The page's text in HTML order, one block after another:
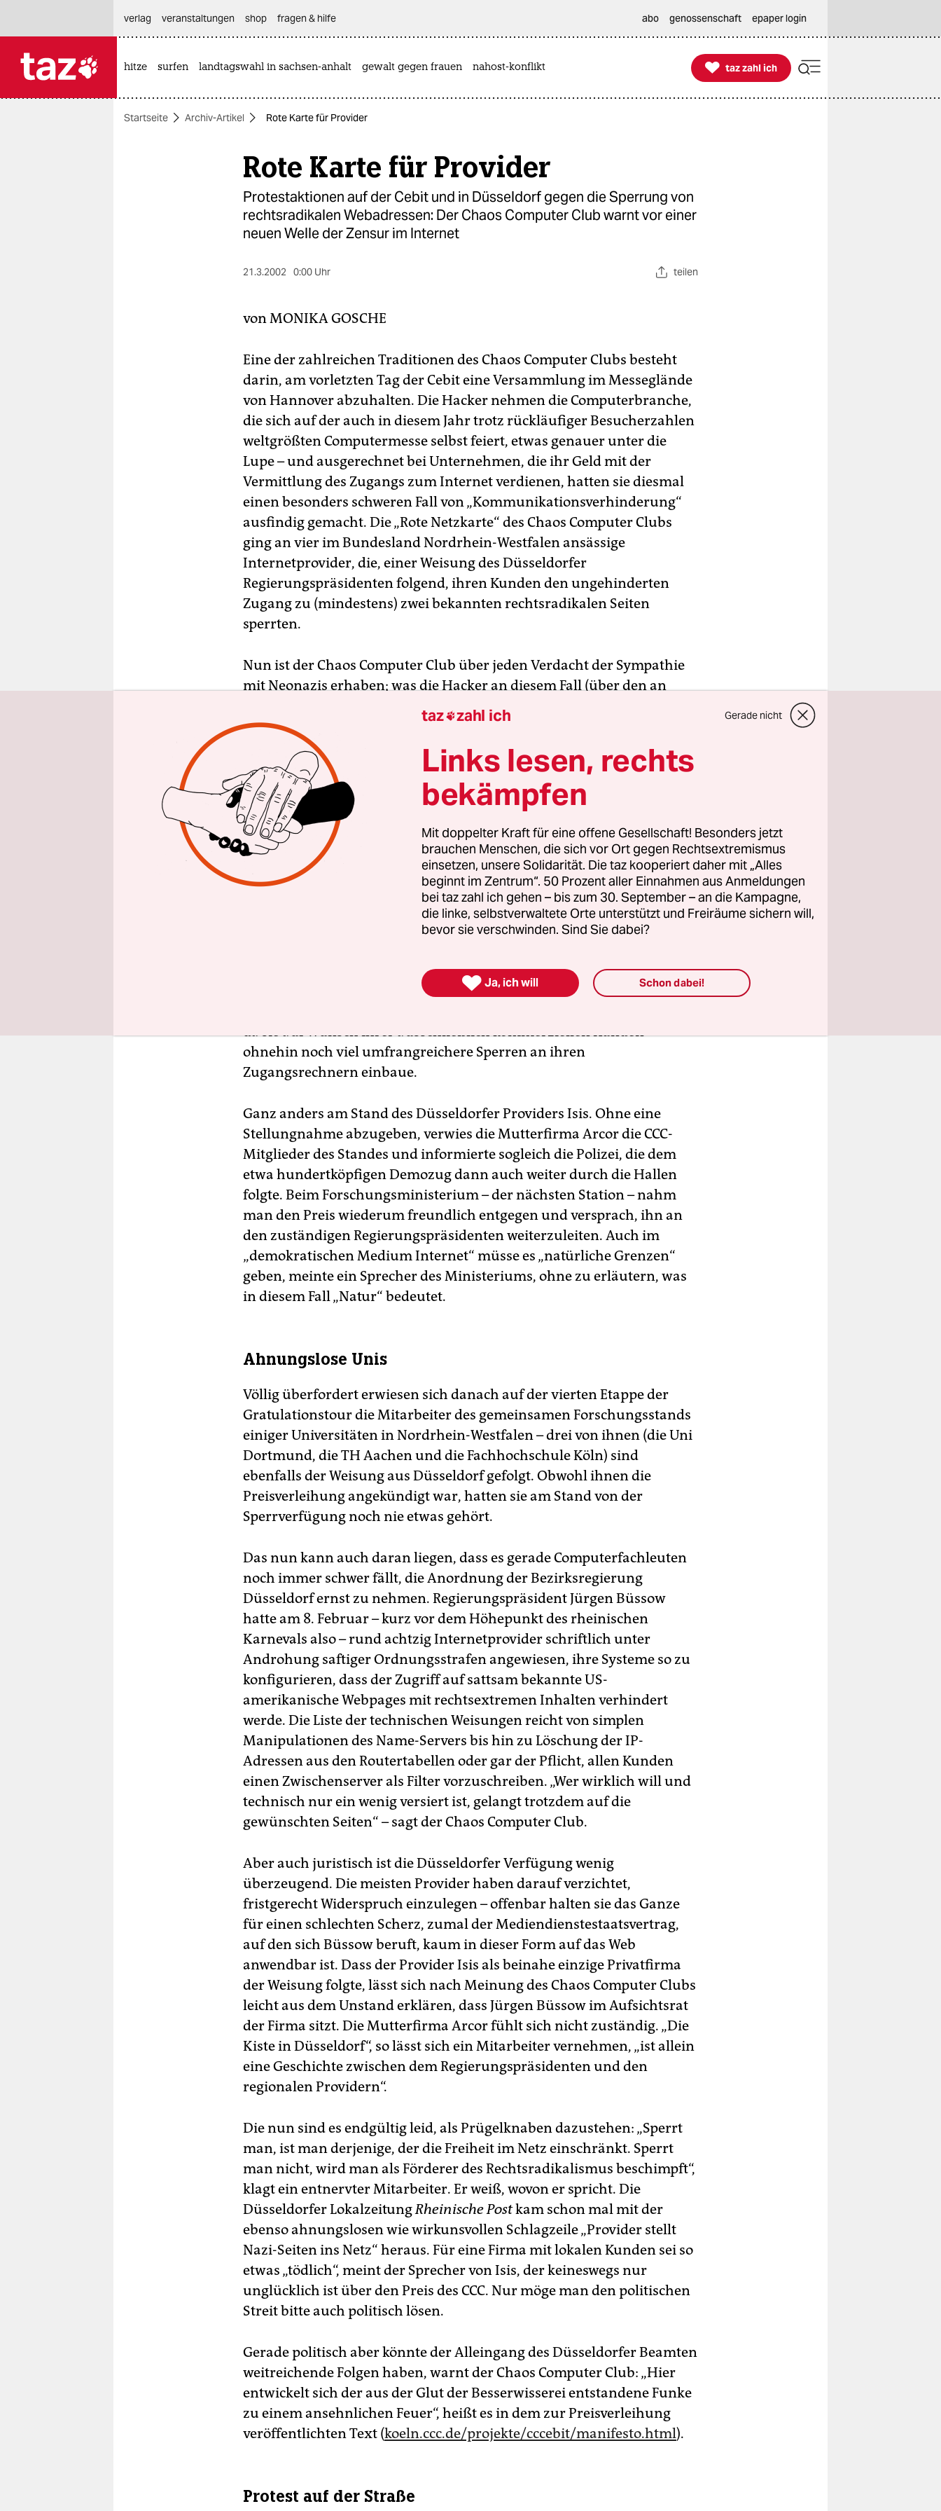
themen
verlag
veranstaltungen shop fragen & hilfe abo genossenschaft epaper login
hitze surfen landtagswahl in sachsen-anhalt gewalt gegen frauen nahost-konflikt 
taz zahl ich
taz zahl ich
Startseite Archiv-Artikel Rote Karte für Provider
Rote Karte für Provider
Protestaktionen auf der Cebit und in Düsseldorf gegen die Sperrung von
rechtsradikalen Webadressen: Der Chaos Computer Club warnt vor einer
neuen Welle der Zensur im Internet
21.3.2002 0:00 Uhr teilen
vonMONIKA GOSCHE
Eine der zahlreichen Traditionen des Chaos Computer Clubs besteht
darin, am vorletzten Tag der Cebit eine Versammlung im Messeglände
von Hannover abzuhalten. Die Hacker nehmen die Computerbranche,
die sich auf der auch in diesem Jahr trotz rückläufiger Besucherzahlen
weltgrößten Computermesse selbst feiert, etwas genauer unter die
Lupe – und ausgerechnet bei Unternehmen, die ihr Geld mit der
Vermittlung des Zugangs zum Internet verdienen, hatten sie diesmal
einen besonders schweren Fall von „Kommunikationsverhinderung“
ausfindig gemacht. Die „Rote Netzkarte“ des Chaos Computer Clubs
ging an vier im Bundesland Nordrhein-Westfalen ansässige
Internetprovider, die, einer Weisung des Düsseldorfer
Regierungspräsidenten folgend, ihren Kunden den ungehinderten
Zugang zu (mindestens) zwei bekannten rechtsradikalen Seiten
sperrten.
Nun ist der Chaos Computer Club über jeden Verdacht der Sympathie
mit Neonazis erhaben; was die Hacker an diesem Fall (über den an
dieser Stelle mehrfach berichtet wurde) besonders empört,
beschreiben sie so: „Von einer zentralen Regierungsstelle erwartet man
ja historisch nichts anderes, als dass sie mit der Zeit versucht, für ihre
Untertanen zu denken und ihnen später selbiges zu verbieten. Doch
aus reiner Angst vor einer umstrittenen Aufforderung haben Provider
in einem Akt vorauseilenden Gehorsams direkt gehandelt und bereits
kurze Zeit nach einem Gespräch mit der Bezirksregierung in ihr
System eine Sperre eingebaut.“
Nur zwei der beschuldigten Firmen waren auf der Cebit vertreten und
konnten den Negativpreis des Hackevereins persönlich
entgegennehmen. Die eine von ihnen, „Vision Consulting“ aus Köln,
um Internetinhalte und um die freie Verfügbarkeit des Netzes und
denken auch, dass ein erheblicher Diskussionsbedarf besteht“, sagte
da sie auf Wunsch ihrer ausschließlich kommerziellen Kunden
ohnehin noch viel umfrangreichere Sperren an ihren
Zugangsrechnern einbaue.
Ganz anders am Stand des Düsseldorfer Providers Isis. Ohne eine
Stellungnahme abzugeben, verwies die Mutterfirma Arcor die CCC-
Mitglieder des Standes und informierte sogleich die Polizei, die dem
etwa hundertköpfigen Demozug dann auch weiter durch die Hallen
folgte. Beim Forschungsministerium – der nächsten Station – nahm
man den Preis wiederum freundlich entgegen und versprach, ihn an
den zuständigen Regierungspräsidenten weiterzuleiten. Auch im
„demokratischen Medium Internet“ müsse es „natürliche Grenzen“
geben, meinte ein Sprecher des Ministeriums, ohne zu erläutern, was
in diesem Fall „Natur“ bedeutet.
Ahnungslose Unis
Völlig überfordert erwiesen sich danach auf der vierten Etappe der
Gratulationstour die Mitarbeiter des gemeinsamen Forschungsstands
einiger Universitäten in Nordrhein-Westfalen – drei von ihnen (die Uni
Dortmund, die TH Aachen und die Fachhochschule Köln) sind
ebenfalls der Weisung aus Düsseldorf gefolgt. Obwohl ihnen die
Preisverleihung angekündigt war, hatten sie am Stand von der
Sperrverfügung noch nie etwas gehört.
Das nun kann auch daran liegen, dass es gerade Computerfachleuten
noch immer schwer fällt, die Anordnung der Bezirksregierung
Düsseldorf ernst zu nehmen. Regierungspräsident Jürgen Büssow
hatte am 8. Februar – kurz vor dem Höhepunkt des rheinischen
Karnevals also – rund achtzig Internetprovider schriftlich unter
Androhung saftiger Ordnungsstrafen angewiesen, ihre Systeme so zu
konfigurieren, dass der Zugriff auf sattsam bekannte US-
amerikanische Webpages mit rechtsextremen Inhalten verhindert
werde. Die Liste der technischen Weisungen reicht von simplen
Manipulationen des Name-Servers bis hin zu Löschung der IP-
Adressen aus den Routertabellen oder gar der Pflicht, allen Kunden
einen Zwischenserver als Filter vorzuschreiben. „Wer wirklich will und
technisch nur ein wenig versiert ist, gelangt trotzdem auf die
gewünschten Seiten“ – sagt der Chaos Computer Club.
Aber auch juristisch ist die Düsseldorfer Verfügung wenig
überzeugend. Die meisten Provider haben darauf verzichtet,
fristgerecht Widerspruch einzulegen – offenbar halten sie das Ganze
für einen schlechten Scherz, zumal der Mediendienstestaatsvertrag,
auf den sich Büssow beruft, kaum in dieser Form auf das Web
anwendbar ist. Dass der Provider Isis als beinahe einzige Privatfirma
der Weisung folgte, lässt sich nach Meinung des Chaos Computer Clubs
leicht aus dem Unstand erklären, dass Jürgen Büssow im Aufsichtsrat
der Firma sitzt. Die Mutterfirma Arcor fühlt sich nicht zuständig. „Die
Kiste in Düsseldorf“, so lässt sich ein Mitarbeiter vernehmen, „ist allein
eine Geschichte zwischen dem Regierungspräsidenten und den
regionalen Providern“.
Die nun sind es endgültig leid, als Prügelknaben dazustehen: „Sperrt
man, ist man derjenige, der die Freiheit im Netz einschränkt. Sperrt
man nicht, wird man als Förderer des Rechtsradikalismus beschimpft“,
klagt ein entnervter Mitarbeiter. Er weiß, wovon er spricht. Die
Düsseldorfer LokalzeitungRheinische Postkam schon mal mit der
ebenso ahnungslosen wie wirkunsvollen Schlagzeile „Provider stellt
Nazi-Seiten ins Netz“ heraus. Für eine Firma mit lokalen Kunden sei so
etwas „tödlich“, meint der Sprecher von Isis, der keineswegs nur
unglücklich ist über den Preis des CCC. Nur möge man den politischen
Streit bitte auch politisch lösen.
Gerade politisch aber könnte der Alleingang des Düsseldorfer Beamten
weitreichende Folgen haben, warnt der Chaos Computer Club: „Hier
entwickelt sich der aus der Glut der Besserwisserei entstandene Funke
zu einem ansehnlichen Feuer“, heißt es in dem zur Preisverleihung
veröffentlichten Text (koeln.ccc.de/projekte/cccebit/manifesto.html).
Protest auf der Straße
taz zahl ich Gerade nicht
Links lesen, rechts
bekämpfen
Mit doppelter Kraft für eine offene Gesellschaft! Besonders jetzt
brauchen Menschen, die sich vor Ort gegen Rechtsextremismus
einsetzen, unsere Solidarität. Die taz kooperiert daher mit „Alles
beginnt im Zentrum“. 50 Prozent aller Einnahmen aus Anmeldungen
bei taz zahl ich gehen – bis zum 30. September – an die Kampagne,
die linke, selbstverwaltete Orte unterstützt und Freiräume sichern will,
bevor sie verschwinden. Sind Sie dabei?
 Ja, ich will Schon dabei!